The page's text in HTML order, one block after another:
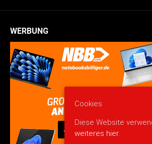
WERBUNG
Cookies
Diese Website
weiteres hier.